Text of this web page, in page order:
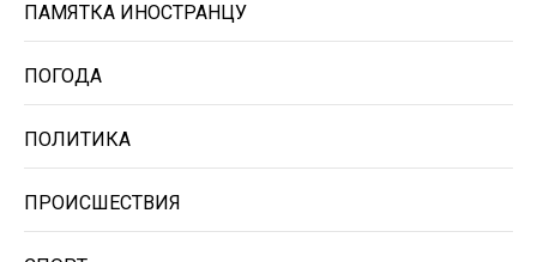
ПАМЯТКА ИНОСТРАНЦУ
ПОГОДА
ПОЛИТИКА
ПРОИСШЕСТВИЯ